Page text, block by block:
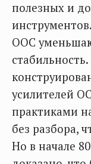
полезных и
ООС
усилителей
практиками
без разбора,
Но в начале